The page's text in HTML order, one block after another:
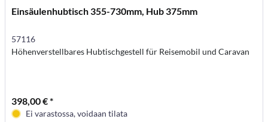
Einsäulenhubtisch 355-730mm, Hub 375mm
57116
Höhenverstellbares Hubtischgestell für Reisemobil und Caravan
398,00 € *
Ei varastossa, voidaan tilata